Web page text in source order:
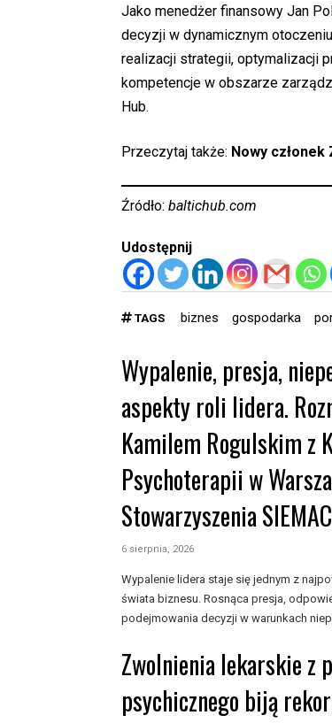
Jako menedżer finansowy Jan
decyzji w dynamicznym
realizacji strategii, optymalizacji
kompetencje w obszarze
Hub.
Przeczytaj także: Nowy
Źródło: baltichub.com
Udostępnij
TAGS biznes gospodarka
Wypalenie, presja,
aspekty roli lidera.
Kamilem Rogulskim z
Psychoterapii w
Stowarzyszenia
6 sierpnia, 2026
Wypalenie lidera staje się jednym z
świata biznesu. Rosnąca presja,
podejmowania decyzji w warunkach
Zwolnienia lekarskie z
psychicznego biją